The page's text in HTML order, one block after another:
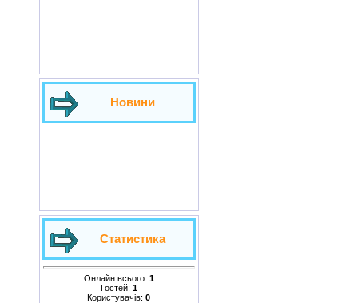
Новини
Статистика
Онлайн всього: 1
Гостей: 1
Користувачів:0